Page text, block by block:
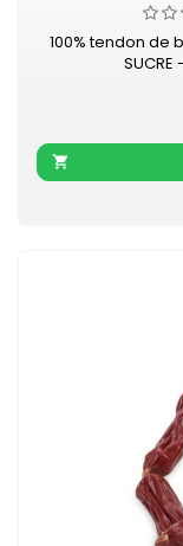
100% tendon de
SUCRE
